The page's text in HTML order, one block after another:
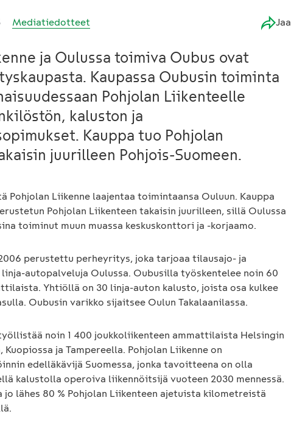
Mediatiedotteet Jaa
ja Oulussa toimiva Oubus ovat
Kaupassa Oubusin toiminta
Pohjolan Liikenteelle
kaluston ja
Kauppa tuo Pohjolan
juurilleen Pohjois-Suomeen.
Pohjolan Liikenne laajentaa toimintaansa Ouluun. Kauppa
Pohjolan Liikenteen takaisin juurilleen, sillä Oulussa
toiminut muun muassa keskuskonttori ja -korjaamo.
perustettu perheyritys, joka tarjoaa tilausajo- ja
autopalveluja Oulussa. Oubusilla työskentelee noin 60
Yhtiöllä on 30 linja-auton kalusto, joista osa kulkee
Oubusin varikko sijaitsee Oulun Takalaanilassa.
noin 1 400 joukkoliikenteen ammattilaista Helsingin
Kuopiossa ja Tampereella. Pohjolan Liikenne on
edelläkävijä Suomessa, jonka tavoitteena on olla
kalustolla operoiva liikennöitsijä vuoteen 2030 mennessä.
jo lähes 80 % Pohjolan Liikenteen ajetuista kilometreistä